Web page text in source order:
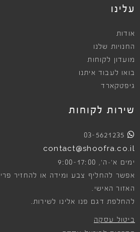
עלינו
אודות
החנויות שלנו
מועדון לקוחות
בואו לעבוד איתנו
גיפטקארד
שירות לקוחות
03-5621235
contact@shoofra.co.il
ימים א׳-ה׳, 9:00-17:00
אפשר להחליף צבע ומידה או להחזיר
האזור האישי.
להחלפת דגם פנו אלינו לשירות.
ביטול עסקה